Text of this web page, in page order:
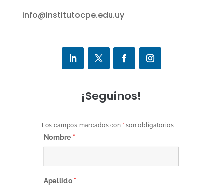
info@institutocpe.edu.uy
¡Seguinos!
Los campos marcados con * son obligatorios
Nombre *
Apellido *